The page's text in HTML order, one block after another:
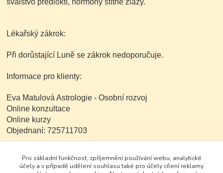
svalstvo předloktí, hormony štítné žlázy.
Lékařský zákrok:
Při dorůstající Luně se zákrok nedoporučuje.
Informace pro klienty:
Eva Matulová Astrologie - Osobní rozvoj
Online konzultace
Online kurzy
Objednaní: 725711703
www.evamatulova.cz
Pro základní funkčnost, zpříjemnění používání webu, analytické
účely a v případě udělení souhlasu také pro účely cílení reklamy